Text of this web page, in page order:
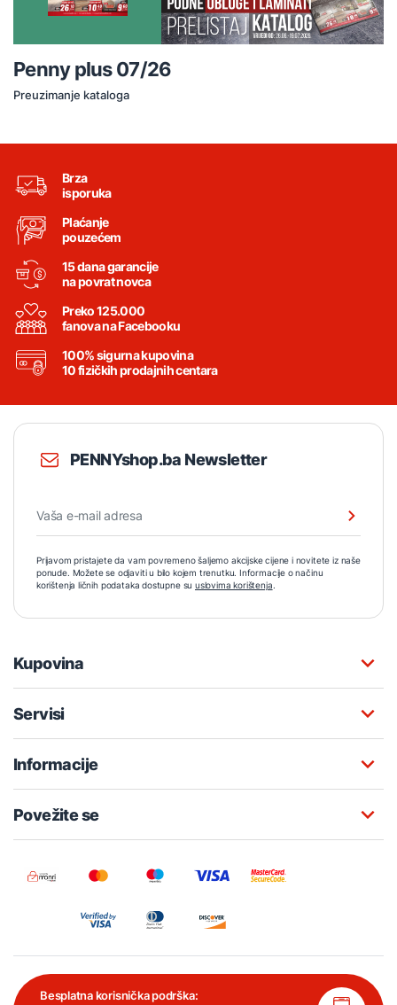
Penny plus 07/26
Preuzimanje kataloga
Brza
isporuka
Plaćanje
pouzećem
15 dana garancije
na povrat novca
Preko 125.000
fanova na Facebooku
100% sigurna kupovina
10 fizičkih prodajnih centara
PENNYshop.ba Newsletter
Prijavom pristajete da vam povremeno šaljemo akcijske cijene i novitete iz naše
ponude. Možete se odjaviti u bilo kojem trenutku. Informacije o načinu
korištenja ličnih podataka dostupne su uslovima korištenja.
Kupovina
Servisi
Informacije
Povežite se
Besplatna korisnička podrška: